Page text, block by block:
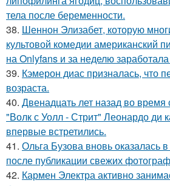
тела после беременности.
38. Шеннон Элизабет, которую
культовой комедии американский
на Onlyfans и за неделю
39. Кэмерон диас призналась, что
возраста.
40. Двенадцать лет назад во
"Волк с Уолл - Стрит" Леонардо ди
впервые встретились.
41. Ольга Бузова вновь оказалась
после публикации свежих
42. Кармен Электра активно